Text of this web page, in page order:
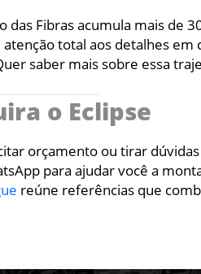
das Fibras acumula mais de
total aos detalhes em
saber mais sobre essa
o Eclipse
orçamento ou tirar
para ajudar você a
reúne referências que